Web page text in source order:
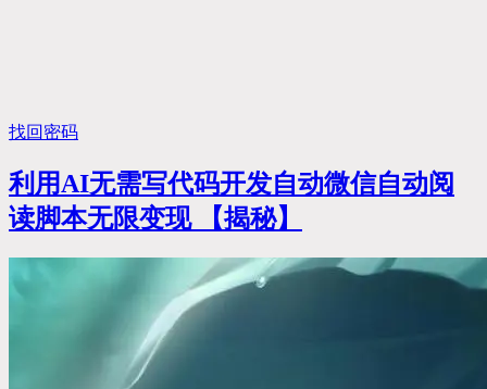
找回密码
利用AI无需写代码开发自动微信自动阅
读脚本无限变现 【揭秘】